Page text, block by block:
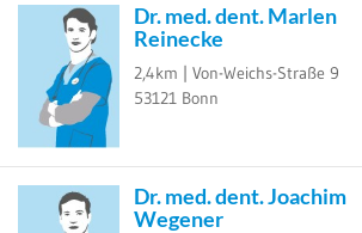
Dr. med. dent. Marlen
Reinecke
2,4km | Von-Weichs-Straße 9
53121 Bonn
Dr. med. dent. Joachim
Wegener